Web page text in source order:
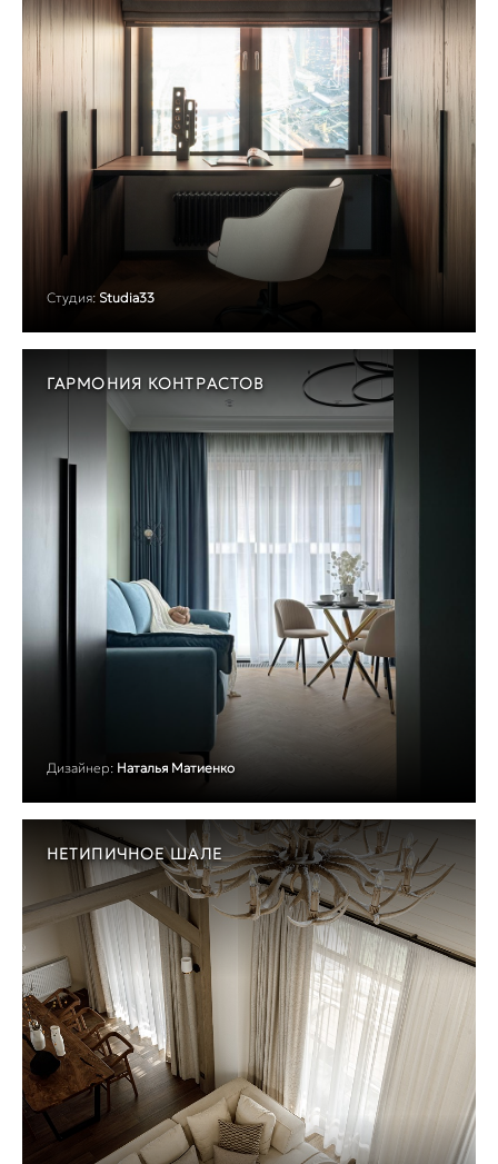
Студия: Studia33
ГАРМОНИЯ КОНТРАСТОВ
Дизайнер: Наталья Матиенко
НЕТИПИЧНОЕ ШАЛЕ